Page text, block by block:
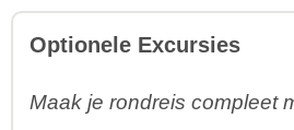
Optionele Excursies
Maak je rondreis compleet